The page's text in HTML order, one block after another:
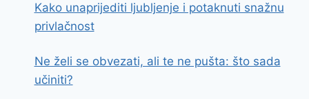
Kako unaprijediti ljubljenje i potaknuti snažnu
privlačnost
Ne želi se obvezati, ali te ne pušta: što sada
učiniti?